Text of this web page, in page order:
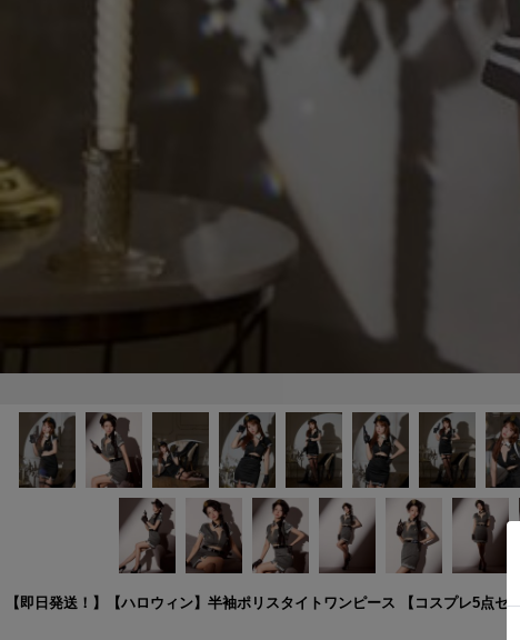
【即日発送！】【ハロウィン】半袖ポリスタイトワンピース 【コスプレ5点